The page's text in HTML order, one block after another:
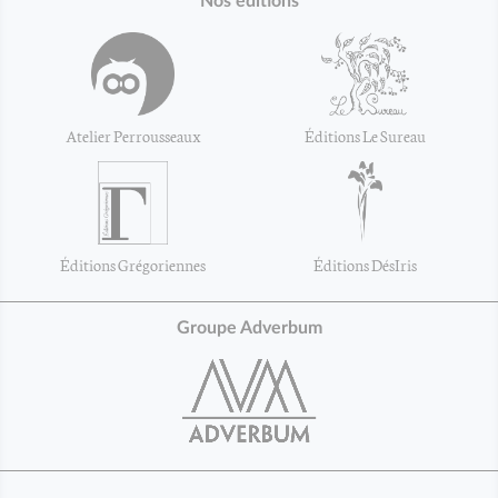
Atelier Perrousseaux Éditions Le Sureau
Éditions Grégoriennes Éditions DésIris
Groupe Adverbum